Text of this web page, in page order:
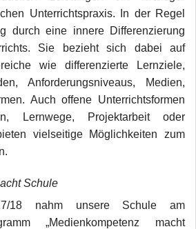
Unterrichtspraxis. In der Regel
durch eine innere Differenzierung
Sie bezieht sich dabei auf
wie differenzierte Lernziele,
Anforderungsniveaus, Medien,
Auch offene Unterrichtsformen
Lernwege, Projektarbeit oder
vielseitige Möglichkeiten zum
Schule
18 nahm unsere Schule am
„Medienkompetenz macht